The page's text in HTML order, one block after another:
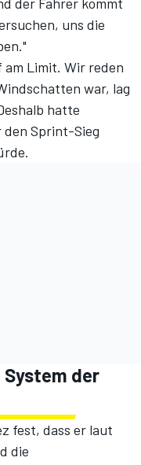
uns die
Limit. Wir reden
war, lag
hatte
den Sprint-Sieg
der
fest, dass er laut
die